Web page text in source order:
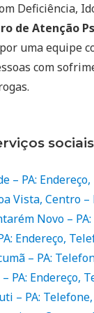
Deficiência,
de Atenção
uma equipe
com
– PA:
Vista, Centro
Novo – PA:
Endereço,
– PA:
PA: Endereço,
– PA: Telefone,